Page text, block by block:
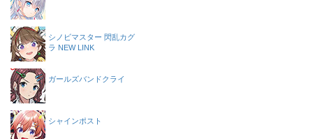
シノビマスター 閃乱カグ
ラ NEW LINK
ガールズバンドクライ
シャインポスト